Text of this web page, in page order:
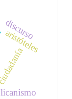
aristóteles
discurso